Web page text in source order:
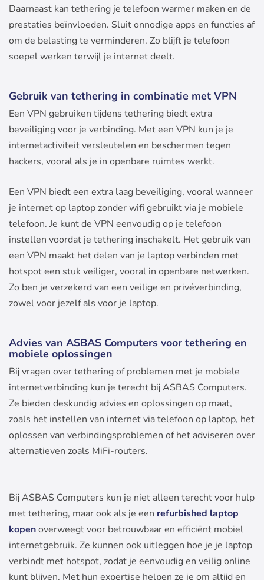
Daarnaast kan tethering je telefoon warmer maken en de
prestaties beïnvloeden. Sluit onnodige apps en functies af
om de belasting te verminderen. Zo blijft je telefoon
soepel werken terwijl je internet deelt.
Gebruik van tethering in combinatie met VPN
Een VPN gebruiken tijdens tethering biedt extra
beveiliging voor je verbinding. Met een VPN kun je je
internetactiviteit versleutelen en beschermen tegen
hackers, vooral als je in openbare ruimtes werkt.
Een VPN biedt een extra laag beveiliging, vooral wanneer
je internet op laptop zonder wifi gebruikt via je mobiele
telefoon. Je kunt de VPN eenvoudig op je telefoon
instellen voordat je tethering inschakelt. Het gebruik van
een VPN maakt het delen van je laptop verbinden met
hotspot een stuk veiliger, vooral in openbare netwerken.
Zo ben je verzekerd van een veilige en privéverbinding,
zowel voor jezelf als voor je laptop.
Advies van ASBAS Computers voor tethering en
mobiele oplossingen
Bij vragen over tethering of problemen met je mobiele
internetverbinding kun je terecht bij ASBAS Computers.
Ze bieden deskundig advies en oplossingen op maat,
zoals het instellen van internet via telefoon op laptop, het
oplossen van verbindingsproblemen of het adviseren over
alternatieven zoals MiFi-routers.
Bij ASBAS Computers kun je niet alleen terecht voor hulp
met tethering, maar ook als je een refurbished laptop
kopenoverweegt voor betrouwbaar en efficiënt mobiel
internetgebruik. Ze kunnen ook uitleggen hoe je je laptop
verbindt met hotspot, zodat je eenvoudig en veilig online
kunt blijven. Met hun expertise helpen ze je om altijd en